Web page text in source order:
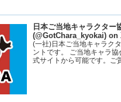
日本ご当地キャラクター
(@GotChara_kyokai) on
(一社)日本ご当地キャラク
ントです。 ご当地キャラ
式サイトから可能です。ご